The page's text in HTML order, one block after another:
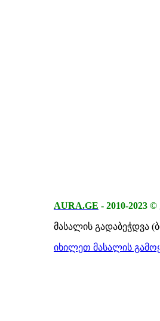
AURA.GE - 2010-2023 ©
მასალის გადაბეჭდვა
იხილეთ მასალის